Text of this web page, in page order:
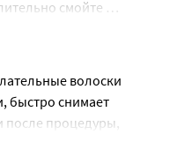
смойте
волоски
быстро снимает
процедуры,